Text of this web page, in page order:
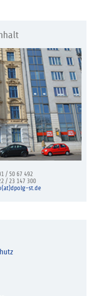
/ 50 67 492
/ 23 147 300
st.de